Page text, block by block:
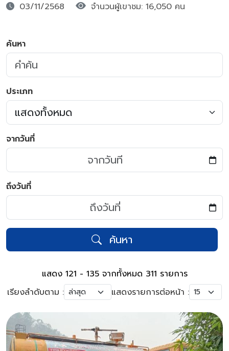
03/11/2568 จำนวนผู้เขาชม: 16,050 คน
ค้นหา
ประเภท
จากวันที่
ถึงวันที่
ค้นหา
แสดง 121 - 135 จากทั้งหมด 311 รายการ
เรียงลำดับตาม :
แสดงรายการต่อหน้า :